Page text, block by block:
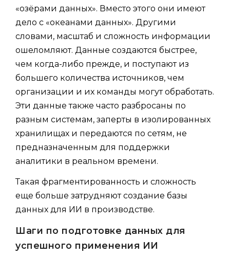
«озёрами данных». Вместо этого они имеют
дело с «океанами данных». Другими
словами, масштаб и сложность информации
ошеломляют. Данные создаются быстрее,
чем когда-либо прежде, и поступают из
большего количества источников, чем
организации и их команды могут обработать.
Эти данные также часто разбросаны по
разным системам, заперты в изолированных
хранилищах и передаются по сетям, не
предназначенным для поддержки
аналитики в реальном времени.
Такая фрагментированность и сложность
еще больше затрудняют создание базы
данных для ИИ в производстве.
Шаги по подготовке данных для
успешного применения ИИ